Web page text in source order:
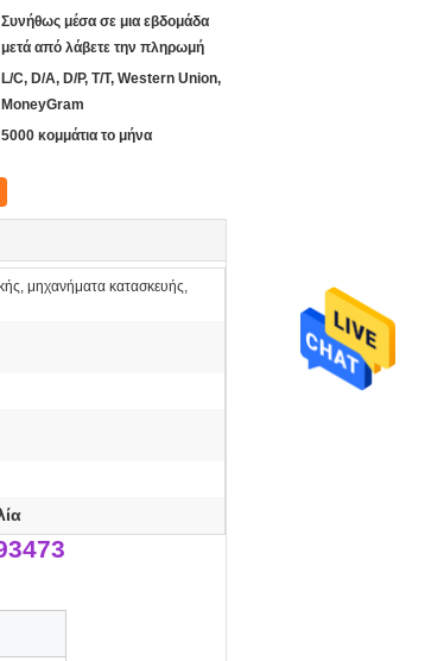
Συνήθως μέσα σε μια εβδομάδα
μετά από λάβετε την πληρωμή
L/C, D/A, D/P, T/T, Western Union,
MoneyGram
5000 κομμάτια το μήνα
μηχανήματα κατασκευής,